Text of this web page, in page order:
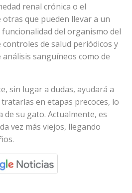
renal crónica o el
que pueden llevar a un
del organismo del
de salud periódicos y
sanguíneos como de
sin lugar a dudas, ayudará a
en etapas precoces, lo
su gato. Actualmente, es
vez más viejos, llegando